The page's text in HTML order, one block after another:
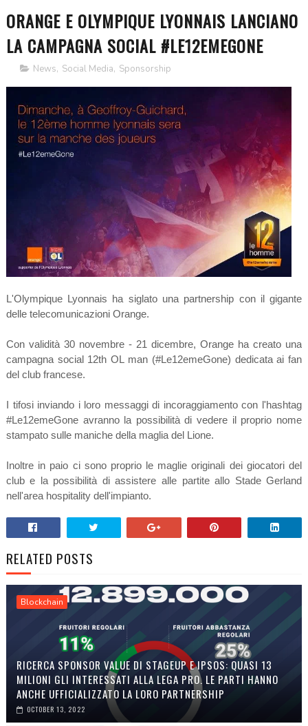
ORANGE E OLYMPIQUE LYONNAIS LANCIANO
LA CAMPAGNA SOCIAL #LE12EMEGONE
News, Social Media, Sponsorship
L'Olympique Lyonnais ha siglato una partnership con il gigante
delle telecomunicazioni Orange.
Con validità 30 novembre - 21 dicembre, Orange ha creato una
campagna social 12th OL man (#Le12emeGone) dedicata ai fan
del club francese.
I tifosi inviando i loro messaggi di incoraggiamento con l'hashtag
#Le12emeGone avranno la possibilità di vedere il proprio nome
stampato sulle maniche della maglia del Lione.
Inoltre in paio ci sono proprio le maglie originali dei giocatori del
club e la possibilità di assistere alle partite allo Stade Gerland
nell'area hospitality dell'impianto.
RELATED POSTS
Blockchain
RICERCA SPONSOR VALUE DI STAGEUP E IPSOS: QUASI 13
MILIONI GLI INTERESSATI ALLA LEGA PRO. LE PARTI HANNO
ANCHE UFFICIALIZZATO LA LORO PARTNERSHIP
OCTOBER 13, 2022